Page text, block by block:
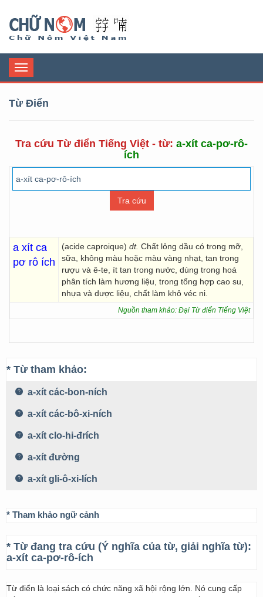
Toggle
navigation
Từ Điển
Tra cứu Từ điển Tiếng Việt - từ: a-xít ca-pơ-rô-
ích
a xít ca
pơ rô ích
(acide caproique) dt. Chất lỏng dầu có trong mỡ,
sữa, không màu hoặc màu vàng nhạt, tan trong
rượu và ê-te, ít tan trong nước, dùng trong hoá
phân tích làm hương liệu, trong tổng hợp cao su,
nhựa và dược liệu, chất làm khô véc ni.
Nguồn tham khảo: Đại Từ điển Tiếng Việt
* Từ tham khảo:
a-xít các-bon-ních
a-xít các-bô-xi-ních
a-xít clo-hi-đrích
a-xít đường
a-xít gli-ô-xi-lích
* Tham khảo ngữ cảnh
* Từ đang tra cứu (Ý nghĩa của từ, giải nghĩa từ):
a-xít ca-pơ-rô-ích
Từ điển là loại sách có chức năng xã hội rộng lớn. Nó cung cấp